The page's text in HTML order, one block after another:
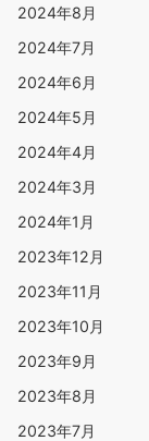
2024年8月
2024年7月
2024年6月
2024年5月
2024年4月
2024年3月
2024年1月
2023年12月
2023年11月
2023年10月
2023年9月
2023年8月
2023年7月